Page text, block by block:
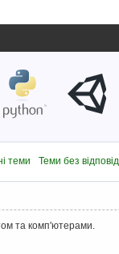
теми Теми без
та комп'ютерами.